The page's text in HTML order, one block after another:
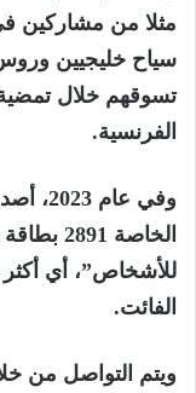
مثلا من مشاركين
سياح خليجيين
تسوقهم خلال تمضية
الفرنسية.
وفي
الخاصة
الفائت.
ويتم التواصل من